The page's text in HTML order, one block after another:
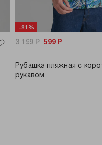
-81%
3 199Р 599 Р
Рубашка пляжная с
рукавом